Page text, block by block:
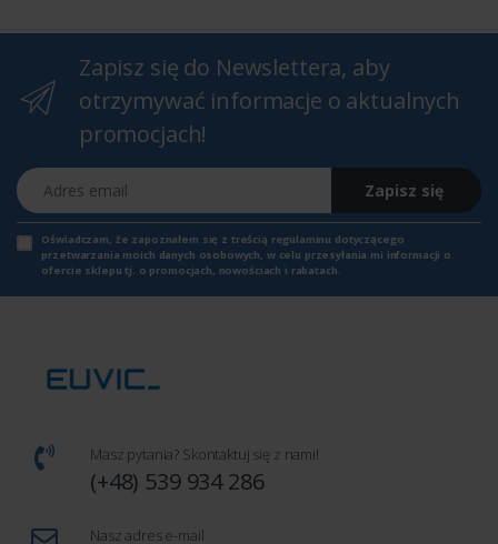
Zapisz się do Newslettera, aby
otrzymywać informacje o aktualnych
promocjach!
Adres email
Zapisz się
Oświadczam, że zapoznałem się z treścią regulaminu dotyczącego
przetwarzania moich danych osobowych, w celu przesyłania mi informacji o
ofercie sklepu tj. o promocjach, nowościach i rabatach.
Masz pytania? Skontaktuj się z nami!
(+48) 539 934 286
Nasz adres e-mail